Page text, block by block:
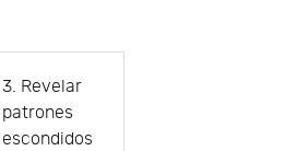
3. Revelar
patrones
escondidos